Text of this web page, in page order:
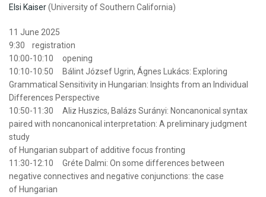
Elsi Kaiser(University of Southern California)
11 June 2025
9:30 registration
10:00-10:10 opening
10:10-10:50 Bálint József Ugrin, Ágnes Lukács: Exploring
Grammatical Sensitivity in Hungarian: Insights from an Individual
Differences Perspective
10:50-11:30 Aliz Huszics, Balázs Surányi: Noncanonical syntax
paired with noncanonical interpretation: A preliminary judgment
study
of Hungarian subpart of additive focus fronting
11:30-12:10 Gréte Dalmi: On some differences between
negative connectives and negative conjunctions: the case
of Hungarian